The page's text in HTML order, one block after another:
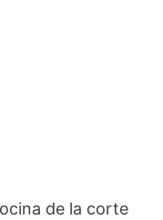
de la corte